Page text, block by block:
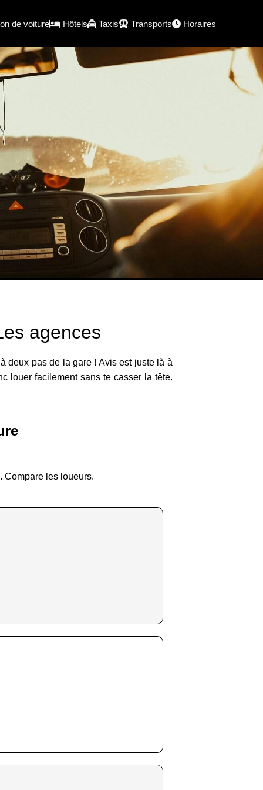
de voiture Hôtels Taxis Transports Horaires
agences
deux pas de la gare ! Avis est juste là à
louer facilement sans te casser la tête.
Compare les loueurs.